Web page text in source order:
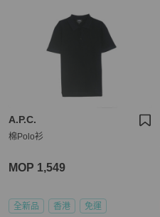
A.P.C.
棉Polo衫
MOP 1,549
全新品 香港 免運